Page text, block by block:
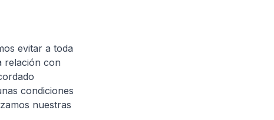
evitar a toda
relación con
condiciones
nuestras